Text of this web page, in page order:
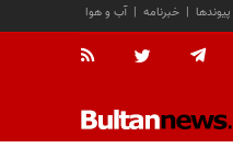
آب و هوا | خبرنامه | پیوندها